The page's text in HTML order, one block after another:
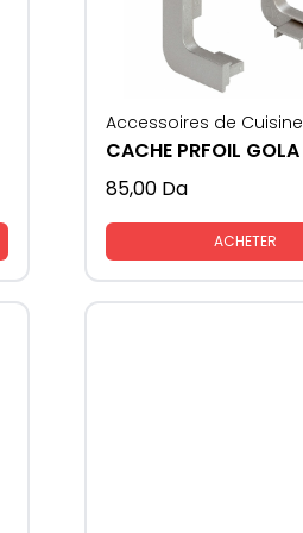
Accessoires de Cuisine
85,00 Da
ACHETER